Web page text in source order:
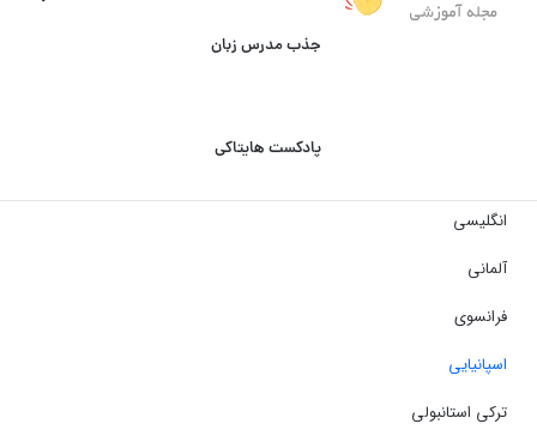
جذب مدرس زبان
پادکست هایتاکی
انگلیسی
آلمانی
فرانسوی
اسپانیایی
ترکی استانبولی